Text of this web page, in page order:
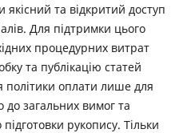
та відкритий доступ
Для підтримки цього
процедурних витрат
та публікацію статей
політики оплати лише для
до загальних вимог та
рукопису. Тільки